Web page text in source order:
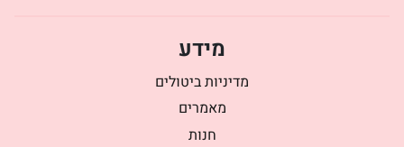
מידע
מדיניות ביטולים
מאמרים
חנות